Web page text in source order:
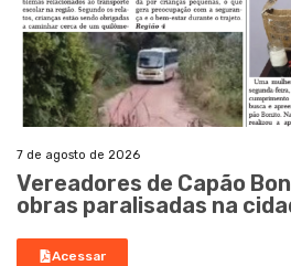
7 de agosto de 2026
Vereadores de Capão
obras paralisadas na
Acessar